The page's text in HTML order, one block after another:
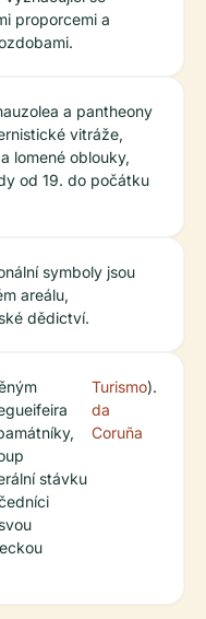
proporcemi a
a pantheony
vitráže,
lomené oblouky,
od 19. do počátku
symboly jsou
areálu,
dědictví.
stávku
Turismo
da
Coruña
).